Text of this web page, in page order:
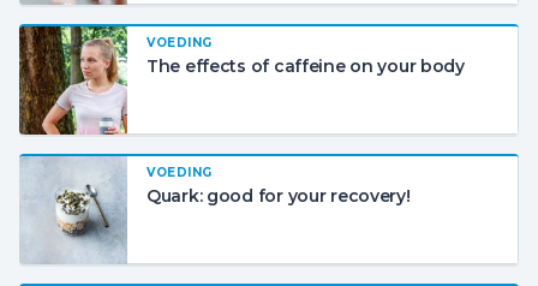
VOEDING
The effects of caffeine on your body
VOEDING
Quark: good for your recovery!